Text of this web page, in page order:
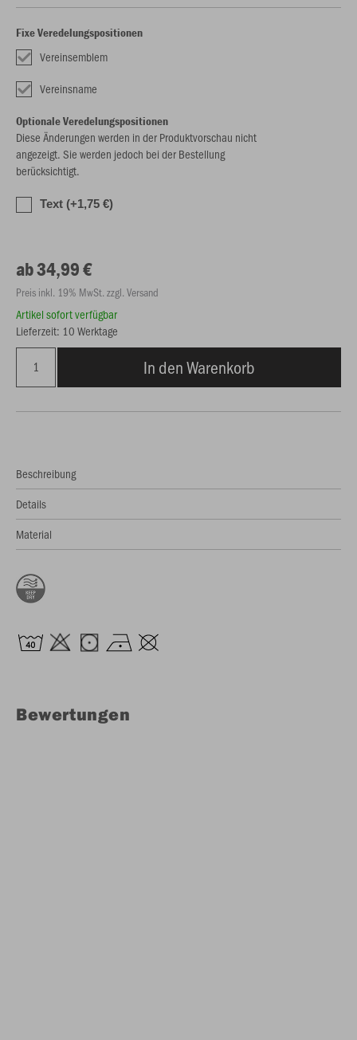
Fixe Veredelungspositionen
Vereinsemblem
Vereinsname
Optionale Veredelungspositionen
Diese Änderungen werden in der Produktvorschau nicht
angezeigt. Sie werden jedoch bei der Bestellung
berücksichtigt.
Text (+1,75 €)
ab 34,99 €
Preis inkl. 19% MwSt. zzgl. Versand
Artikel sofort verfügbar
Lieferzeit: 10 Werktage
In den Warenkorb
Beschreibung
Details
Material
Bewertungen